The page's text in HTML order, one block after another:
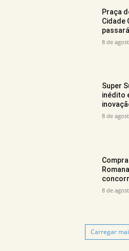
Praça
Cidade
8 de
Super
inédito
8 de
8 de
Carregar